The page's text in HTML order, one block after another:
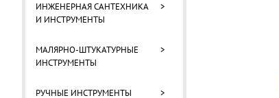
ИНЖЕНЕРНАЯ САНТЕХНИКА
И ИНСТРУМЕНТЫ
>
МАЛЯРНО-ШТУКАТУРНЫЕ
ИНСТРУМЕНТЫ
>
РУЧНЫЕ ИНСТРУМЕНТЫ >